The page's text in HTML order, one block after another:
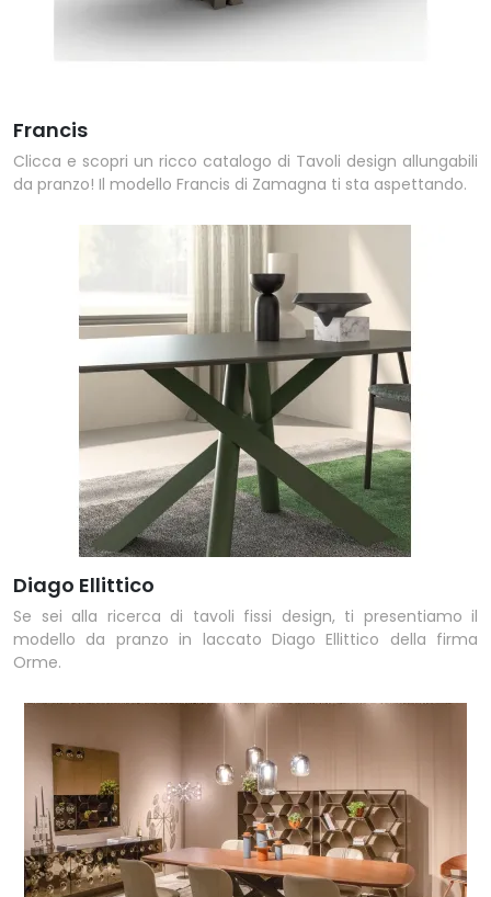
Francis
Clicca e scopri un ricco catalogo di Tavoli design allungabili
da pranzo! Il modello Francis di Zamagna ti sta aspettando.
Diago Ellittico
Se sei alla ricerca di tavoli fissi design, ti presentiamo il
modello da pranzo in laccato Diago Ellittico della firma
Orme.